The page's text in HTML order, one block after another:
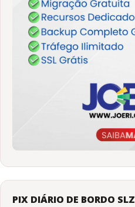
PIX DIÁRIO DE BORDO SLZ